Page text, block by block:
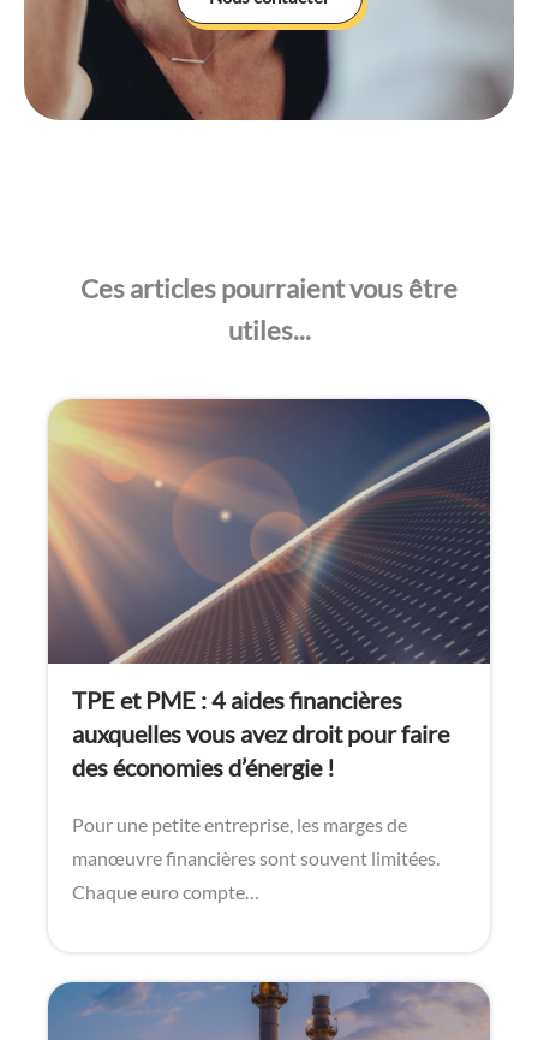
Ces articles pourraient vous être
utiles...
TPE et PME : 4 aides financières
auxquelles vous avez droit pour faire
des économies d’énergie !
Pour une petite entreprise, les marges de
manœuvre financières sont souvent limitées.
Chaque euro compte…